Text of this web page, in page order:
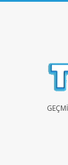
FREE